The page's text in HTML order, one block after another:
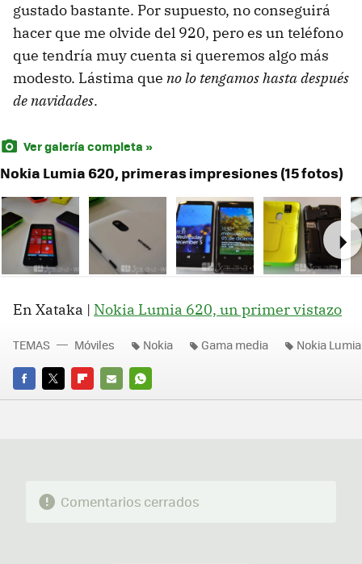
gustado bastante. Por supuesto, no conseguirá
hacer que me olvide del 920, pero es un teléfono
que tendría muy cuenta si queremos algo más
modesto. Lástima que no lo tengamos hasta después
de navidades.
Ver galería completa »
Nokia Lumia 620, primeras impresiones (15 fotos)
En Xataka | Nokia Lumia 620, un primer vistazo
FACEBOOK
TWITTERFLIPBOARD
E-
WHATSAPP
TEMAS Móviles Nokia Gama media Nokia
Comentarios cerrados